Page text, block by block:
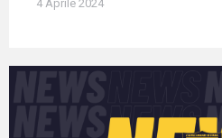
4 Aprile 2024